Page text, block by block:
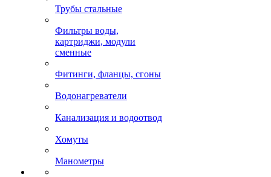
Трубы стальные
Фильтры воды,
картриджи, модули
сменные
Фитинги, фланцы, сгоны
Водонагреватели
Канализация и водоотвод
Хомуты
Манометры